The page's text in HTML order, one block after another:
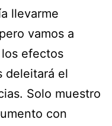
llevarme
vamos a
efectos
deleitará el
Solo muestro
con